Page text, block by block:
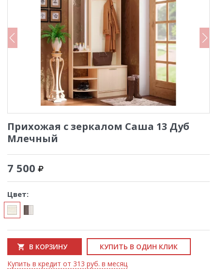
Прихожая с зеркалом Саша 13 Дуб
Млечный
7 500
Цвет:
В КОРЗИНУ
КУПИТЬ В ОДИН КЛИК
Купить в кредит от 313 руб. в месяц